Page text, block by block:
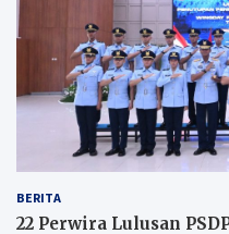
BERITA
22 Perwira Lulusan